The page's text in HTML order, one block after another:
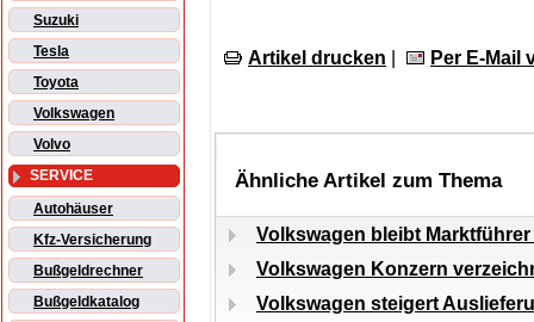
Suzuki
Tesla
Toyota
Volkswagen
Volvo
SERVICE
Autohäuser
Kfz-Versicherung
Bußgeldrechner
Bußgeldkatalog
Artikel drucken Per E-Mail
Ähnliche Artikel zum Thema
Volkswagen bleibt
Volkswagen Konzern
Volkswagen steigert